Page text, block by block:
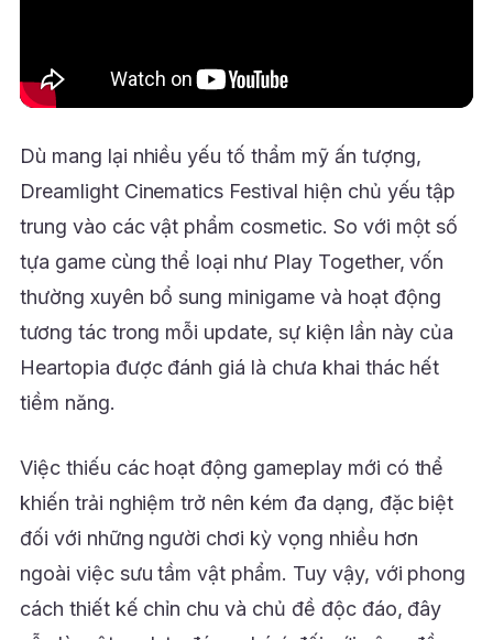
Dù mang lại nhiều yếu tố thẩm mỹ ấn tượng,
Dreamlight Cinematics Festival hiện chủ yếu tập
trung vào các vật phẩm cosmetic. So với một số
tựa game cùng thể loại như Play Together, vốn
thường xuyên bổ sung minigame và hoạt động
tương tác trong mỗi update, sự kiện lần này của
Heartopia được đánh giá là chưa khai thác hết
tiềm năng.
Việc thiếu các hoạt động gameplay mới có thể
khiến trải nghiệm trở nên kém đa dạng, đặc biệt
đối với những người chơi kỳ vọng nhiều hơn
ngoài việc sưu tầm vật phẩm. Tuy vậy, với phong
cách thiết kế chỉn chu và chủ đề độc đáo, đây